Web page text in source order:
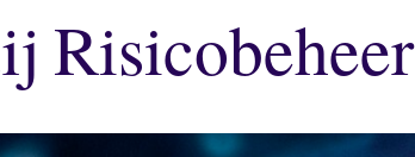
Risicobeheer